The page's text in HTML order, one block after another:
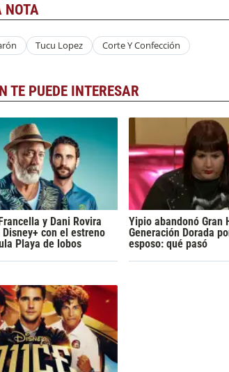
NOTA
Tucu Lopez Corte Y Confección
TE PUEDE INTERESAR
y Dani Rovira
con el estreno
Playa de lobos
Yipio abandonó Gran
Generación Dorada
esposo: qué pasó